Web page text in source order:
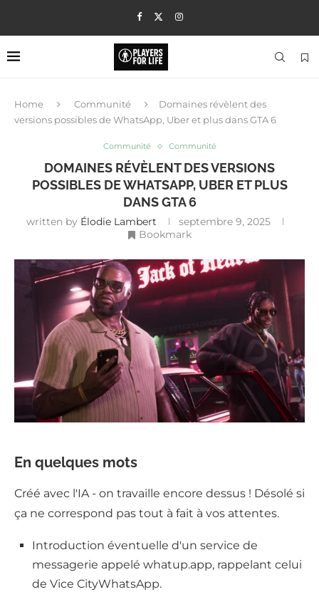
Home Communité
Domaines révèlent des
versions possibles de WhatsApp, Uber et plus dans GTA 6
Communité Communité
DOMAINES RÉVÈLENT DES VERSIONS
POSSIBLES DE WHATSAPP, UBER ET PLUS
DANS GTA 6
written by Élodie Lambert
septembre 9, 2025
Bookmark
En quelques mots
Créé avec l'IA - on travaille encore dessus ! Désolé si
ça ne correspond pas tout à fait à vos attentes.
Introduction éventuelle d'un service de
messagerie appelé whatup.app, rappelant celui
de Vice CityWhatsApp.